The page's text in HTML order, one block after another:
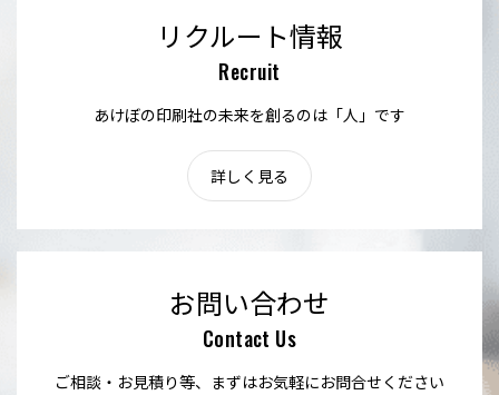
リクルート情報
Recruit
あけぼの印刷社の未来を創るのは「人」です
詳しく見る
お問い合わせ
Contact Us
ご相談・お見積り等、まずはお気軽にお問合せください